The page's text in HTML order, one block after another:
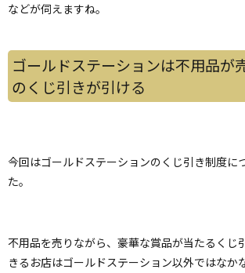
などが伺えますね。
ゴールドステーションは不用品が
のくじ引きが引ける
今回はゴールドステーションのくじ引き制度に
た。
不用品を売りながら、豪華な賞品が当たるくじ
きるお店はゴールドステーション以外ではなか